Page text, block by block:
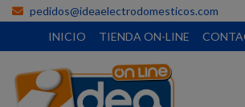
pedidos@ideaelectrodomesticos.com
INICIO
TIENDA ON-LINE